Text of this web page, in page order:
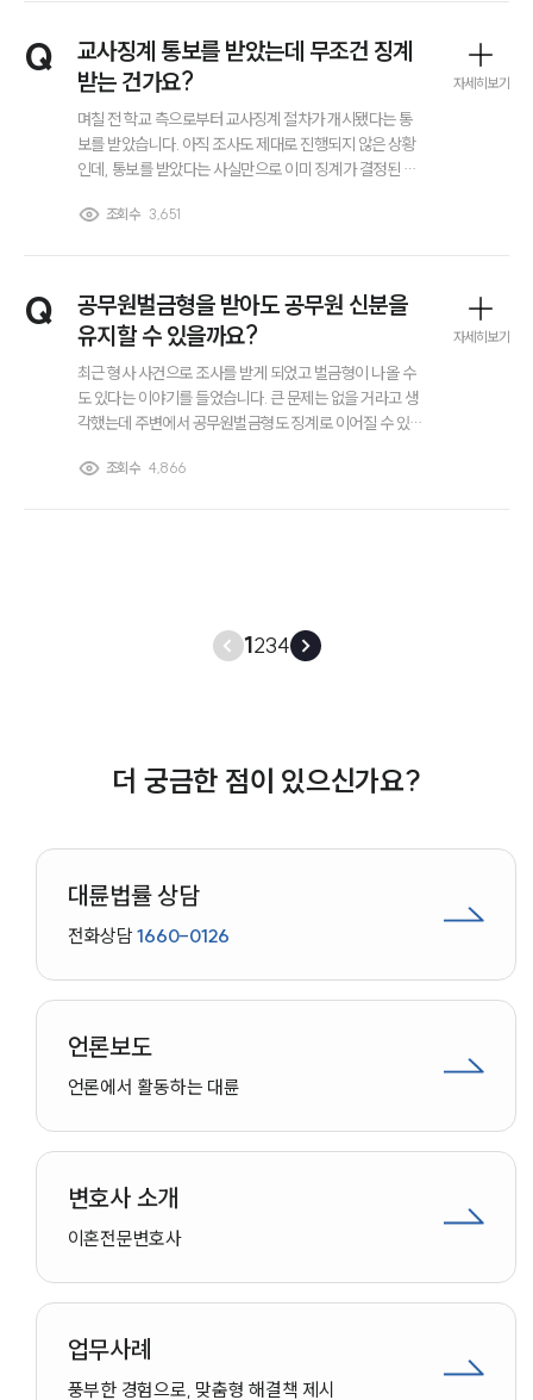
만화로 보는 사례
싶습니다.
Q
교사징계 통보를 받았는데 무조건 징계
받는 건가요?
며칠 전 학교 측으로부터 교사징계 절차가 개시됐다는 통
보를 받았습니다. 아직 조사도 제대로 진행되지 않은 상황
인데, 통보를 받았다는 사실만으로 이미 징계가 결정된 것
계로 이어진다고 말해 걱정이 큽니다. 소명 기회가 있는지,
알고 싶습니다.
조회수 3,651
자세히보기
Q
공무원벌금형을 받아도 공무원 신분을
유지할 수 있을까요?
최근 형사 사건으로 조사를 받게 되었고 벌금형이 나올 수
도 있다는 이야기를 들었습니다. 큰 문제는 없을 거라고 생
각했는데 주변에서 공무원벌금형도 징계로 이어질 수 있다
분을 유지할 수 있는지, 파면이나 해임이 되는 것은 아닌지,
조회수 4,866
자세히보기
1234
더 궁금한 점이 있으신가요?
대륜법률 상담
전화상담1660-0126
언론보도
언론에서 활동하는 대륜
변호사 소개
이혼전문변호사
업무사례
풍부한 경험으로, 맞춤형 해결책 제시